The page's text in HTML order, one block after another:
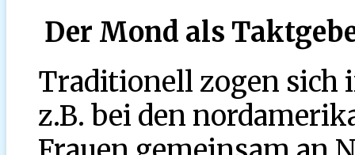
Der Mond als
Traditionell zogen
z.B. bei den